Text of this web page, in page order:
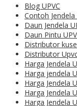
Blog UPVC
Contoh
Daun Jendela
Daun Pintu
Distributor
Distributor
Harga Jendela
Harga jendela
Harga Jendela
Harga Jendela
Harga Jendela